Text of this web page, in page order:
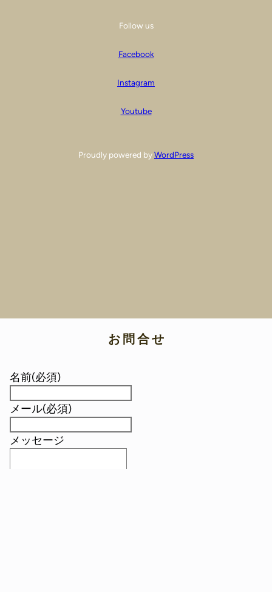
Follow us
Facebook
Instagram
Youtube
Proudly powered byWordPress
お 問 合 せ
名前(必須)
メール(必須)
メッセージ